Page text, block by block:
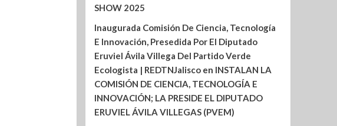
SHOW 2025
Inaugurada Comisión De Ciencia, Tecnología
E Innovación, Presedida Por El Diputado
Eruviel Ávila Villega Del Partido Verde
Ecologista | REDTNJaliscoen INSTALAN LA
COMISIÓN DE CIENCIA, TECNOLOGÍA E
INNOVACIÓN; LA PRESIDE EL DIPUTADO
ERUVIEL ÁVILA VILLEGAS (PVEM)